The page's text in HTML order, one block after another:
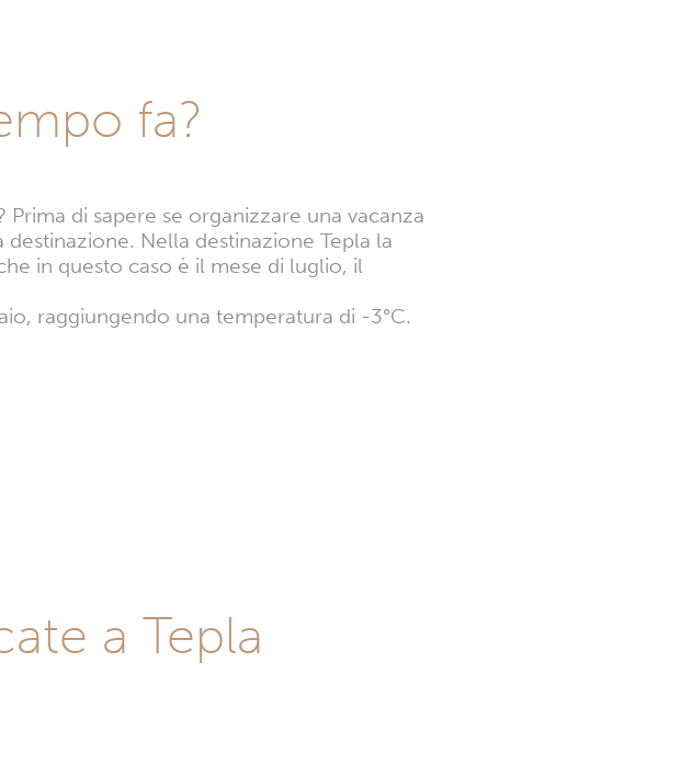
fa?
di sapere se organizzare una vacanza
Nella destinazione Tepla la
in questo caso è il mese di luglio, il
raggiungendo una temperatura di -3°C.
a Tepla